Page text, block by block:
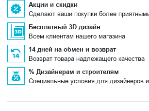
Акции и скидки
Сделают ваши покупки более
Бесплатный 3D дизайн
Всем клиентам нашего магазина
14 дней на обмен и возврат
Возврат товара надлежащего качества
% Дизайнерам и строителям
Специальные условия для дизайнеров